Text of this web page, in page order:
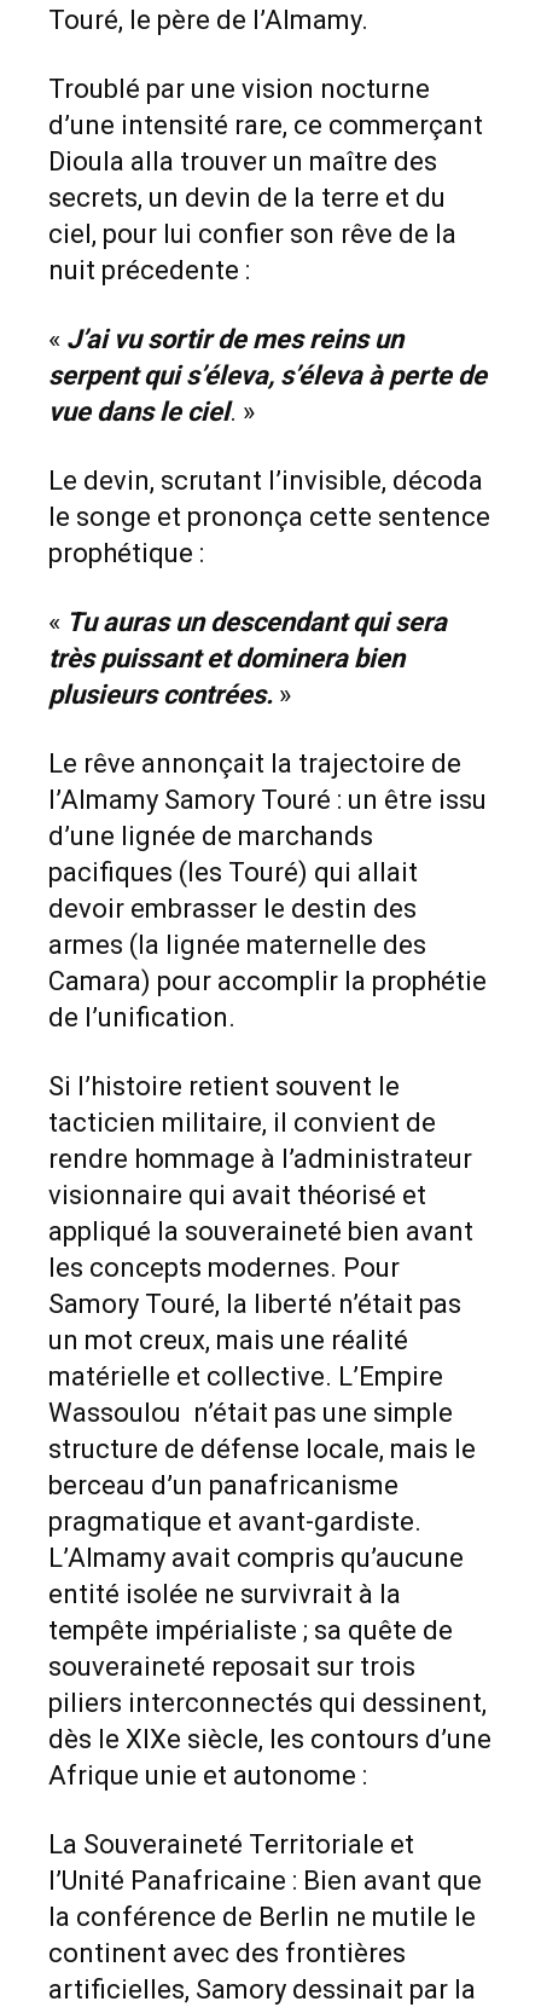
Touré, le père de l’Almamy.
Troublé par une vision nocturne
d’une intensité rare, ce commerçant
Dioula alla trouver un maître des
secrets, un devin de la terre et du
ciel, pour lui confier son rêve de la
nuit précedente :
« J’ai vu sortir de mes reins un
serpent qui s’éleva, s’éleva à perte de
vue dans le ciel. »
Le devin, scrutant l’invisible, décoda
le songe et prononça cette sentence
prophétique :
« Tu auras un descendant qui sera
très puissant et dominera bien
plusieurs contrées. »
Le rêve annonçait la trajectoire de
l’Almamy Samory Touré : un être issu
d’une lignée de marchands
pacifiques (les Touré) qui allait
devoir embrasser le destin des
armes (la lignée maternelle des
Camara) pour accomplir la prophétie
de l’unification.
Si l’histoire retient souvent le
tacticien militaire, il convient de
rendre hommage à l’administrateur
visionnaire qui avait théorisé et
appliqué la souveraineté bien avant
les concepts modernes. Pour
Samory Touré, la liberté n’était pas
un mot creux, mais une réalité
matérielle et collective. L’Empire
Wassoulou n’était pas une simple
structure de défense locale, mais le
berceau d’un panafricanisme
pragmatique et avant-gardiste.
L’Almamy avait compris qu’aucune
entité isolée ne survivrait à la
tempête impérialiste ; sa quête de
souveraineté reposait sur trois
piliers interconnectés qui dessinent,
dès le XIXe siècle, les contours d’une
Afrique unie et autonome :
La Souveraineté Territoriale et
l’Unité Panafricaine : Bien avant que
la conférence de Berlin ne mutile le
continent avec des frontières
artificielles, Samory dessinait par la